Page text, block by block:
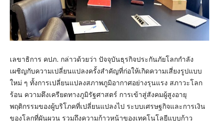
เลขาธิการ คปภ. กล่าวด้วยว่า ปัจจุบันธุรกิจประกันภัยโลกกำลัง
เผชิญกับความเปลี่ยนแปลงครั้งสำคัญที่ก่อให้เกิดความเสี่ยงรูปแบบ
ใหม่ ๆ ทั้งการเปลี่ยนแปลงสภาพภูมิอากาศอย่างรุนแรง สภาวะโลก
ร้อน ความตึงเครียดทางภูมิรัฐศาสตร์ การเข้าสู่สังคมผู้สูงอายุ
พฤติกรรมของผู้บริโภคที่เปลี่ยนแปลงไป ระบบเศรษฐกิจและการเงิน
ของโลกที่ผันผวน รวมถึงความก้าวหน้าของเทคโนโลยีแบบก้าว